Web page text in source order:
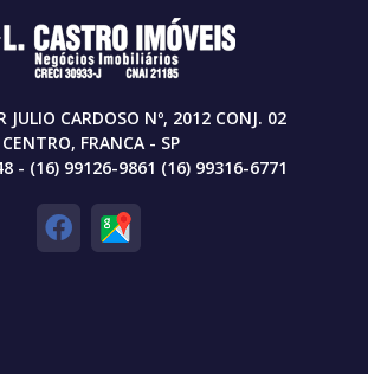
JULIO CARDOSO Nº, 2012 CONJ. 02
CENTRO, FRANCA - SP
- (16) 99126-9861 (16) 99316-6771